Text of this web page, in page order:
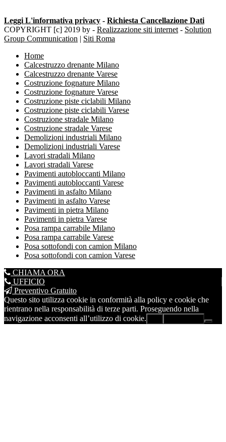
Leggi L'informativa privacy - Richiesta Cancellazione Dati
COPYRIGHT [c] 2019 by - Realizzazione siti internet - Solution
Group Communication | Siti Roma
Home
Calcestruzzo drenante Milano
Calcestruzzo drenante Varese
Costruzione fognature Milano
Costruzione fognature Varese
Costruzione piste ciclabili Milano
Costruzione piste ciclabili Varese
Costruzione stradale Milano
Costruzione stradale Varese
Demolizioni industriali Milano
Demolizioni industriali Varese
Lavori stradali Milano
Lavori stradali Varese
Pavimenti autobloccanti Milano
Pavimenti autobloccanti Varese
Pavimenti in asfalto Milano
Pavimenti in asfalto Varese
Pavimenti in pietra Milano
Pavimenti in pietra Varese
Posa rampa carrabile Milano
Posa rampa carrabile Varese
Posa sottofondi con camion Milano
Posa sottofondi con camion Varese
CHIAMA ORA
UFFICIO
Preventivo Gratuito
Questo sito utilizza cookie in conformità alla policy e cookie che
rientrano nella responsabilità di terze parti. Proseguendo nella
navigazione acconsenti all’utilizzo di cookie.